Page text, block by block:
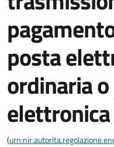
posta
ordinaria
(